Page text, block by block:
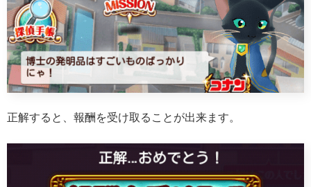
正解すると、報酬を受け取ることが出来ます。